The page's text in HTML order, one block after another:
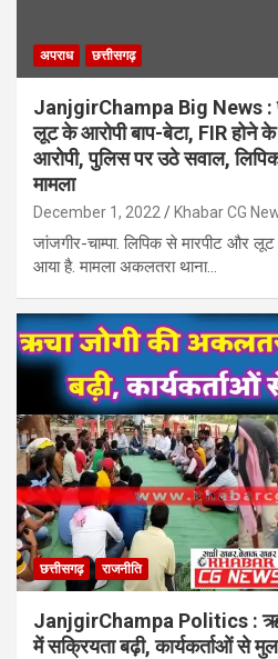
अपराध छत्तीसगढ़
JanjgirChampa Big News :
लूट के आरोपी बाप-बेटा, FIR होने
आरोपी, पुलिस पर उठे सवाल,
मामला
December 1, 2022 Khabar CG
जांजगीर-चाम्पा. लिपिक से मारपीट और लूट
आया है. मामला अकलतरा थाना…
छत्तीसगढ़ राजनीति
JanjgirChampa Politics :
में सक्रियता बढ़ी, कार्यकर्ताओं से